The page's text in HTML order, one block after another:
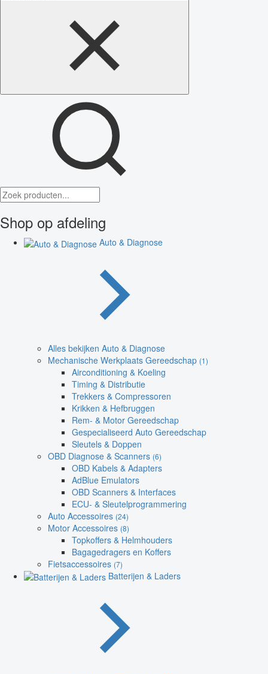
Shop op afdeling
Auto & Diagnose
Alles bekijken Auto & Diagnose
Mechanische Werkplaats Gereedschap (1)
Airconditioning & Koeling
Timing & Distributie
Trekkers & Compressoren
Krikken & Hefbruggen
Rem- & Motor Gereedschap
Gespecialiseerd Auto Gereedschap
Sleutels & Doppen
OBD Diagnose & Scanners (6)
OBD Kabels & Adapters
AdBlue Emulators
OBD Scanners & Interfaces
ECU- & Sleutelprogrammering
Auto Accessoires (24)
Motor Accessoires (8)
Topkoffers & Helmhouders
Bagagedragers en Koffers
Fietsaccessoires (7)
Batterijen & Laders